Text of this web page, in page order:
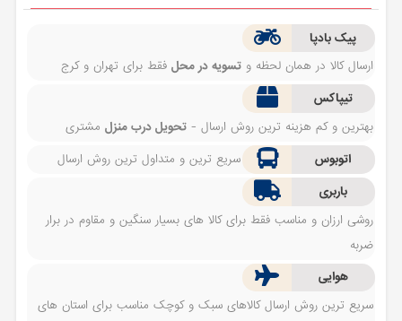
پیک بادپا
ارسال کالا در همان لحظه وتسویه در محل فقط برای تهران و کرج
تیپاکس
بهترین و کم هزینه ترین روش ارسال -تحویل درب منزل مشتری
اتوبوس
سریع ترین و متداول ترین روش ارسال
باربری
روشی ارزان و مناسب فقط برای کالا های بسیار سنگین و مقاوم در برار
ضربه
هوایی
سریع ترین روش ارسال کالاهای سبک و کوچک مناسب برای استان های